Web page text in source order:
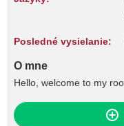
Posledné vysielanie:
O mne
Hello, welcome to my